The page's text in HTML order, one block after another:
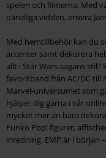
spelen och filmerna. Med
oändliga vidden, erövra
Med hemtillbehör kan du
accenter samt dekorera
allt i Star Wars-sagans
favoritband från AC/DC till
Marvel-universumet som
hjälper dig gärna i vår
mycket mer än bara
Funko Pop! figurer,
inredning. EMP är i början